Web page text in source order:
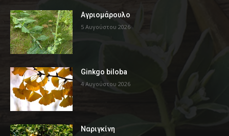
Αγριομάρουλο
5 Αυγούστου 2026
Ginkgo biloba
4 Αυγούστου 2026
Ναριγκίνη